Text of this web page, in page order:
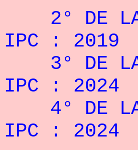
2° DE LA
IPC : 2019
3° DE LA
IPC : 2024
4° DE LA
IPC : 2024